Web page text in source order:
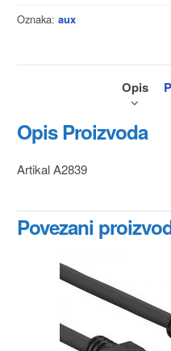
Oznaka: aux
Opis
Opis Proizvoda
Artikal A2839
Povezani